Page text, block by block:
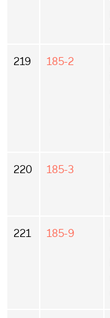
219 185-2
220 185-3
221 185-9